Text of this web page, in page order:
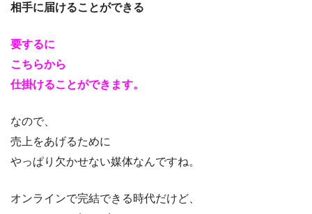
相手に届けることができる
要するに
こちらから
仕掛けることができます。
なので、
売上をあげるために
やっぱり欠かせない媒体なんですね。
オンラインで完結できる時代だけど、